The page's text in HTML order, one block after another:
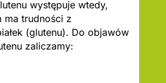
występuje wtedy,
ma trudności z
(glutenu). Do objawów
zaliczamy: